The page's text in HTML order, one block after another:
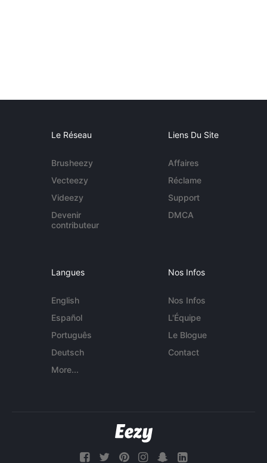
Le Réseau
Brusheezy
Vecteezy
Videezy
Devenir
contributeur
Liens Du Site
Affaires
Réclame
Support
DMCA
Langues
English
Español
Português
Deutsch
More...
Nos Infos
Nos Infos
L'Équipe
Le Blogue
Contact